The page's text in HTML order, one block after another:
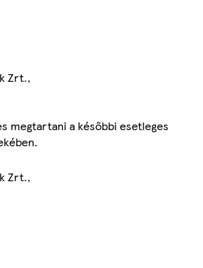
Zrt.,
megtartani a későbbi esetleges
Zrt.,